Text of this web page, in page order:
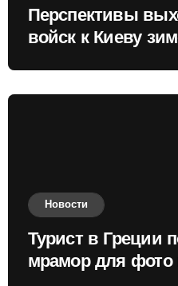
Перспективы
войск к Киеву
Новости
Турист в Греции
мрамор для фото